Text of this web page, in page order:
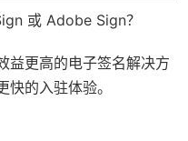
或 Adobe Sign？
益更高的电子签名解决方
快的入驻体验。